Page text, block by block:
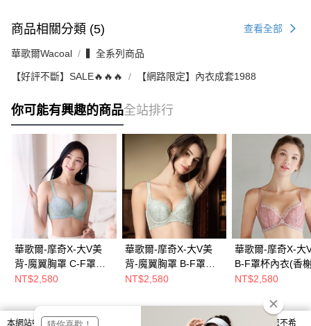
商品相關分類 (5) 查看全部
華歌爾Wacoal ▍全系列商品
【好評不斷】SALE🔥🔥🔥 【網路限定】內衣成套1988
你可能有興趣的商品全站排行
華歌爾-摩奇X-大V美
背-魔翼胸罩 C-F罩杯
內衣(極光水)
NT$2,580
華歌爾-摩奇X-大V美
背-魔翼胸罩 B-F罩杯
內衣(綠色) ZB4690F5
NT$2,580
華歌爾-摩奇X-大
B-F罩杯內衣(香
ZB4690LI
NT$2,580
本網站中使用 cookie，欲查詢有關本網站使用 cookie 方式之詳情，及若您不希